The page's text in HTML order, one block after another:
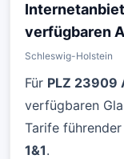
verfügbaren
Schleswig-Holstein
Für PLZ 23909
verfügbaren
Tarife
1&1.